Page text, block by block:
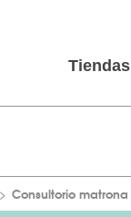
Tiendas
Consultorio matrona